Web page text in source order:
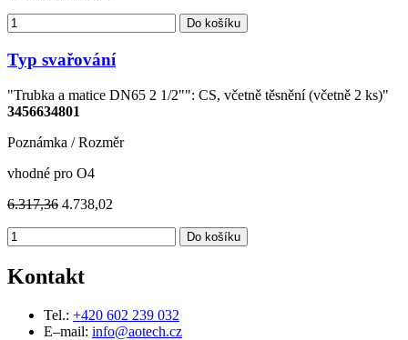
Do košíku
Typ svařování
"Trubka a matice DN65 2 1/2"": CS, včetně těsnění (včetně 2 ks)"
3456634801
Poznámka / Rozměr
vhodné pro O4
6.317,36 4.738,02
Do košíku
Kontakt
Tel.: +420 602 239 032
E–mail: info@aotech.cz